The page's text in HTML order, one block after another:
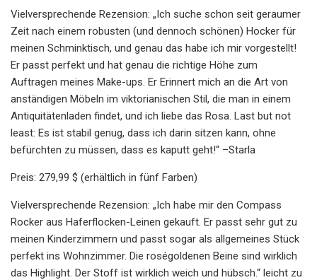
Vielversprechende Rezension: „Ich suche schon seit geraumer
Zeit nach einem robusten (und dennoch schönen) Hocker für
meinen Schminktisch, und genau das habe ich mir vorgestellt!
Er passt perfekt und hat genau die richtige Höhe zum
Auftragen meines Make-ups. Er Erinnert mich an die Art von
anständigen Möbeln im viktorianischen Stil, die man in einem
Antiquitätenladen findet, und ich liebe das Rosa. Last but not
least: Es ist stabil genug, dass ich darin sitzen kann, ohne
befürchten zu müssen, dass es kaputt geht!“ –Starla
Preis: 279,99 $ (erhältlich in fünf Farben)
Vielversprechende Rezension: „Ich habe mir den Compass
Rocker aus Haferflocken-Leinen gekauft. Er passt sehr gut zu
meinen Kinderzimmern und passt sogar als allgemeines Stück
perfekt ins Wohnzimmer. Die roségoldenen Beine sind wirklich
das Highlight. Der Stoff ist wirklich weich und hübsch.“ leicht zu